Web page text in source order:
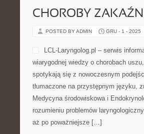
CHOROBY
POSTED BY ADMIN GRU - 1 - 2025
LCL-Laryngolog.pl – serwis
wiarygodnej wiedzy o chorobach
spotykają się z nowoczesnym
tłumaczone na przystępnym języku,
Medycyna środowiskowa i
rozumieniu problemów
aż po poważniejsze […]